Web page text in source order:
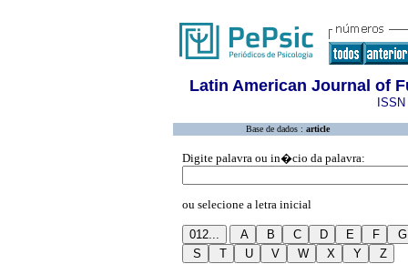
Latin American Journal of
Base de dados : article
Digite palavra ou in�cio da palavra:
ou selecione a letra inicial